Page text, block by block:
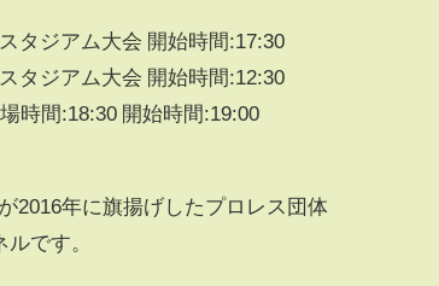
タジアム大会 開始時間:17:30
タジアム大会 開始時間:12:30
時間:18:30 開始時間:19:00
2016年に旗揚げしたプロレス団体
です。